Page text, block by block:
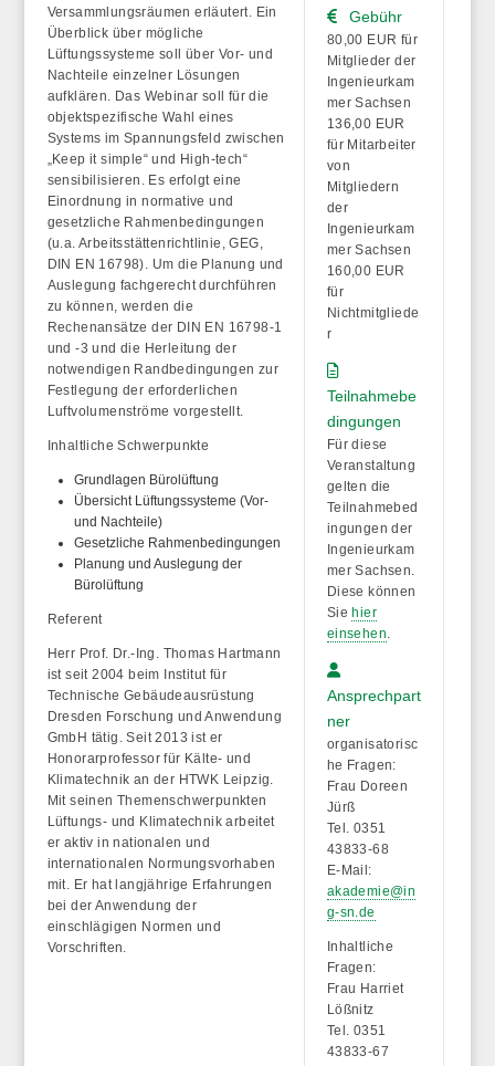
Versammlungsräumen erläutert. Ein
Überblick über mögliche
Lüftungssysteme soll über Vor- und
Nachteile einzelner Lösungen
aufklären. Das Webinar soll für die
objektspezifische Wahl eines
Systems im Spannungsfeld zwischen
„Keep it simple“ und High-tech“
sensibilisieren. Es erfolgt eine
Einordnung in normative und
gesetzliche Rahmenbedingungen
(u.a. Arbeitsstättenrichtlinie, GEG,
DIN EN 16798). Um die Planung und
Auslegung fachgerecht durchführen
zu können, werden die
Rechenansätze der DIN EN 16798-1
und -3 und die Herleitung der
notwendigen Randbedingungen zur
Festlegung der erforderlichen
Luftvolumenströme vorgestellt.
Inhaltliche Schwerpunkte
Grundlagen Bürolüftung
Übersicht Lüftungssysteme (Vor-
und Nachteile)
Gesetzliche Rahmenbedingungen
Planung und Auslegung der
Bürolüftung
Referent
Herr Prof. Dr.-Ing. Thomas Hartmann
ist seit 2004 beim Institut für
Technische Gebäudeausrüstung
Dresden Forschung und Anwendung
GmbH tätig. Seit 2013 ist er
Honorarprofessor für Kälte- und
Klimatechnik an der HTWK Leipzig.
Mit seinen Themenschwerpunkten
Lüftungs- und Klimatechnik arbeitet
er aktiv in nationalen und
internationalen Normungsvorhaben
mit. Er hat langjährige Erfahrungen
bei der Anwendung der
einschlägigen Normen und
Vorschriften.
Gebühr
80,00 EUR für
Mitglieder der
Ingenieurkam
mer Sachsen
136,00 EUR
für Mitarbeiter
von
Mitgliedern
der
Ingenieurkam
mer Sachsen
160,00 EUR
für
Nichtmitgliede
r
Teilnahmebe
dingungen
Für diese
Veranstaltung
gelten die
Teilnahmebed
ingungen der
Ingenieurkam
mer Sachsen.
Diese können
Siehier
einsehen
Ansprechpart
ner
organisatorisc
he Fragen:
Frau Doreen
Jürß
Tel. 0351
43833-68
E-Mail:
akademie@in
g-sn.de
Inhaltliche
Fragen:
Frau Harriet
Lößnitz
Tel. 0351
43833-67